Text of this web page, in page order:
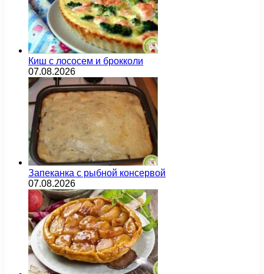
Киш с лососем и брокколи
07.08.2026
Запеканка с рыбной консервой
07.08.2026